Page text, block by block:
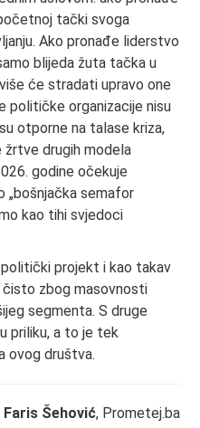
tački svoga
Ako pronađe liderstvo
blijeda žuta tačka u
će stradati upravo one
političke organizacije nisu
otporne na talase kriza,
žrtve drugih modela
godine očekuje
„bošnjačka semafor
kao tihi svjedoci
politički projekt i kao takav
čisto zbog masovnosti
segmenta. S druge
priliku, a to je tek
ovog društva.
Faris Šehović, Prometej.ba